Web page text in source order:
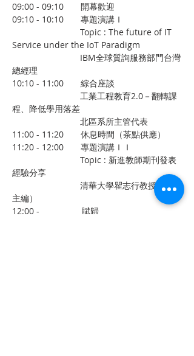
09:00 - 09:10　　開幕歡迎
09:10 - 10:10　　專題演講Ｉ
Topic : The future of IT
Service under the IoT Paradigm
IBM全球質詢服務部門台灣
總經理
10:10 - 11:00　　綜合座談
工業工程教育2.0－翻轉課
程、降低學用落差
北區系所主管代表
11:00 - 11:20　　休息時間（茶點供應）
11:20 - 12:00　　專題演講ＩＩ
Topic : 新進教師期刊發表
經驗分享
清華大學瞿志行教授（JIPE
主編）
12:00 -　　　　　賦歸